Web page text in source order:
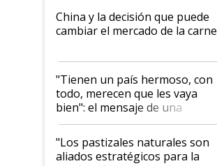
China y la decisión que puede
cambiar el mercado de la carne
"Tienen un país hermoso, con
todo, merecen que les vaya
bien": el mensaje de una
ganadera uruguaya sobre las
oportunidades que se abren
para el agro en Argentina, con
"Los pastizales naturales son
aliados estratégicos para la